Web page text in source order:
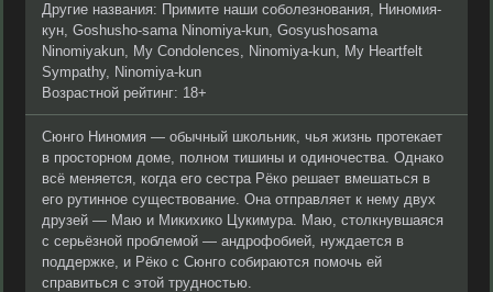
Другие названия: Примите наши соболезнования, Ниномия-
кун, Goshusho-sama Ninomiya-kun, Gosyushosama
Ninomiyakun, My Condolences, Ninomiya-kun, My Heartfelt
Sympathy, Ninomiya-kun
Возрастной рейтинг: 18+
Сюнго Ниномия — обычный школьник, чья жизнь протекает
в просторном доме, полном тишины и одиночества. Однако
всё меняется, когда его сестра Рёко решает вмешаться в
его рутинное существование. Она отправляет к нему двух
друзей — Маю и Микихико Цукимура. Маю, столкнувшаяся
с серьёзной проблемой — андрофобией, нуждается в
поддержке, и Рёко с Сюнго собираются помочь ей
справиться с этой трудностью.